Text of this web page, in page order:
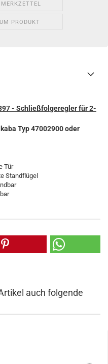
PRODUKT
- Schließfolgeregler für 2-
Typ 47002900 oder
Tür
Standflügel
auch folgende